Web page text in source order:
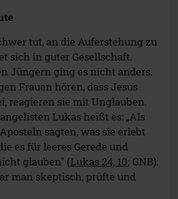
tut, an die Auferstehung zu
sich in guter Gesellschaft.
Jüngern ging es nicht anders.
Frauen hören, dass Jesus
reagieren sie mit Unglauben.
Lukas heißt es: „Als
sagten, was sie erlebt
es für leeres Gerede und
glauben" (Lukas 24, 10; GNB).
man skeptisch, prüfte und